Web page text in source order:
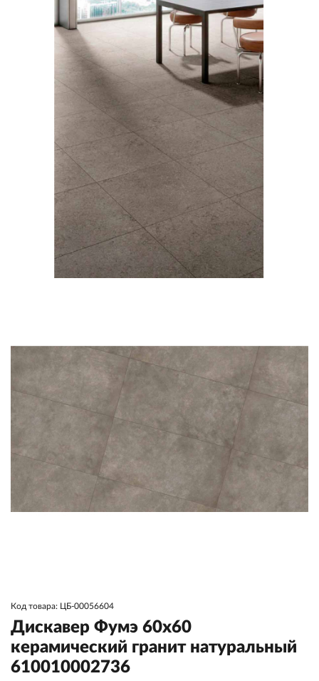
Код товара: ЦБ-00056604
Дискавер Фумэ 60x60
керамический гранит натуральный
610010002736